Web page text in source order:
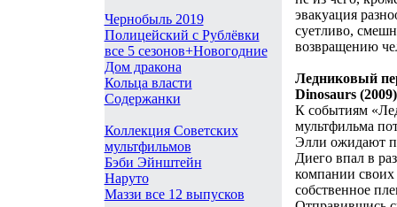
Чернобыль 2019
Полицейский с Рублёвки
все 5 сезонов+Новогодние
Дом дракона
Кольца власти
Содержанки
Коллекция Советских
мультфильмов
Бэби Эйнштейн
Наруто
Маззи все 12 выпусков
эвакуация
суетливо,
возвращению
Ледниковый
Dinosaurs (2009)
К событиям
мультфильма
Элли ожидают
Диего впал в
компании своих
собственное